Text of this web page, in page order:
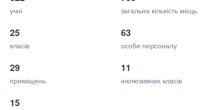
учні загальна кількість місць
25
класів
63
особи персоналу
29
приміщень
11
інклюзивних класів
15